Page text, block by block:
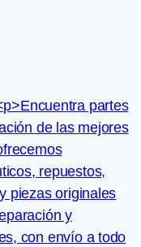
partes
de las mejores
repuestos,
piezas originales
y
con envío a todo